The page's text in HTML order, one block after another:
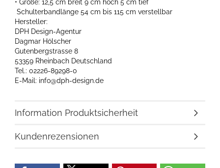
• Größe: 12,5 cm breit 9 cm hoch 5 cm tief
Schulterbandlänge 54 cm bis 115 cm verstellbar
Hersteller:
DPH Design-Agentur
Dagmar Hölscher
Gutenbergstrasse 8
53359 Rheinbach Deutschland
Tel.: 02226-89298-0
E-Mail: info@dph-design.de
Information Produktsicherheit
Kundenrezensionen